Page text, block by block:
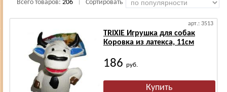
Всего товаров: 206 Сортировать
арт.: 3513
TRIXIE Игрушка для собак
Коровка из латекса, 11см
186 руб.